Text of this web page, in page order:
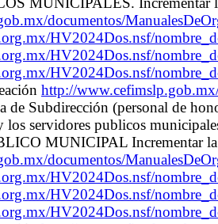
documentos/
HV2024Dos.nsf/
HV2024Dos.nsf/
HV2024Dos.nsf/
http://
de Subdirección (personal de
los servidores publicos
MUNICIPAL Incrementar la
documentos/
HV2024Dos.nsf/
HV2024Dos.nsf/
HV2024Dos.nsf/